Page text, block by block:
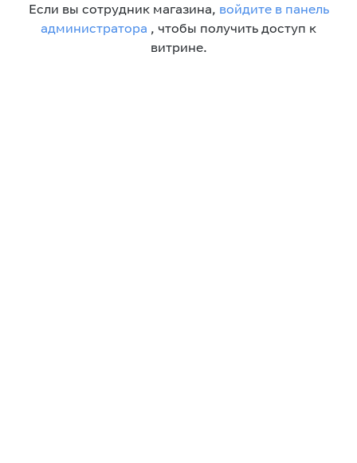
Если вы сотрудник магазина, войдите в панель
администратора , чтобы получить доступ к
витрине.